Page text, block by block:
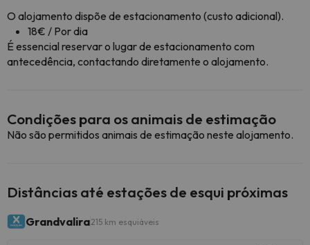
O alojamento dispõe de estacionamento (custo adicional).
18€ / Por dia
É essencial reservar o lugar de estacionamento com
antecedência, contactando diretamente o alojamento.
Condições para os animais de estimação
Não são permitidos animais de estimação neste alojamento.
Distâncias até estações de esqui próximas
Grandvalira215 km esquiáveis